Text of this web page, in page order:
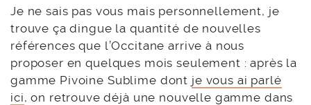
Je ne sais pas vous mais personnellement, je
trouve ça dingue la quantité de nouvelles
références que l’Occitane arrive à nous
proposer en quelques mois seulement : après la
gamme Pivoine Sublime dont je vous ai parlé
ici, on retrouve déjà une nouvelle gamme dans